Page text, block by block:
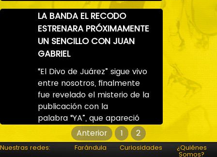
LA BANDA EL RECODO
ESTRENARA PRÓXIMAMENTE
UN SENCILLO CON JUAN
GABRIEL
“El Divo de Juárez” sigue vivo
entre nosotros, finalmente
fue revelado el misterio de la
publicación con la
palabra “YA”, que apareció
de
Anterior 1 2
Nuestras redes: Farándula Curiosidades
¿Quiénes
Somos?